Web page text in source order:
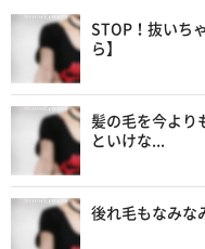
STOP！抜いち
ら】
髪の毛を今より
といけな...
後れ毛もなみな